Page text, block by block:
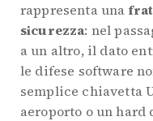
rappresenta una
sicurezza: nel
a un altro, il dato
le difese software
semplice chiavetta
aeroporto o un